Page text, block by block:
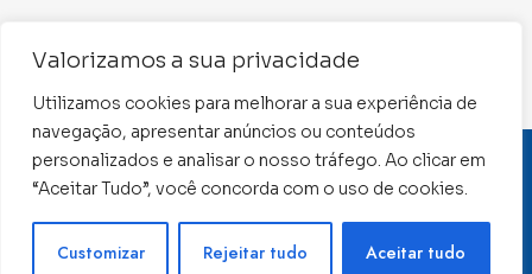
Valorizamos a sua privacidade
Utilizamos cookies para melhorar a sua experiência de
navegação, apresentar anúncios ou conteúdos
personalizados e analisar o nosso tráfego. Ao clicar em
“Aceitar Tudo”, você concorda com o uso de cookies.
Customizar Rejeitar tudo Aceitar tudo
Tel: (62) 3240-2230
CNPJ: 01.015.676/0001-11
Conselho Regional de Contabilidade de Goiás 2022 –
Todos os direitos reservados
Precisa de ajuda ?